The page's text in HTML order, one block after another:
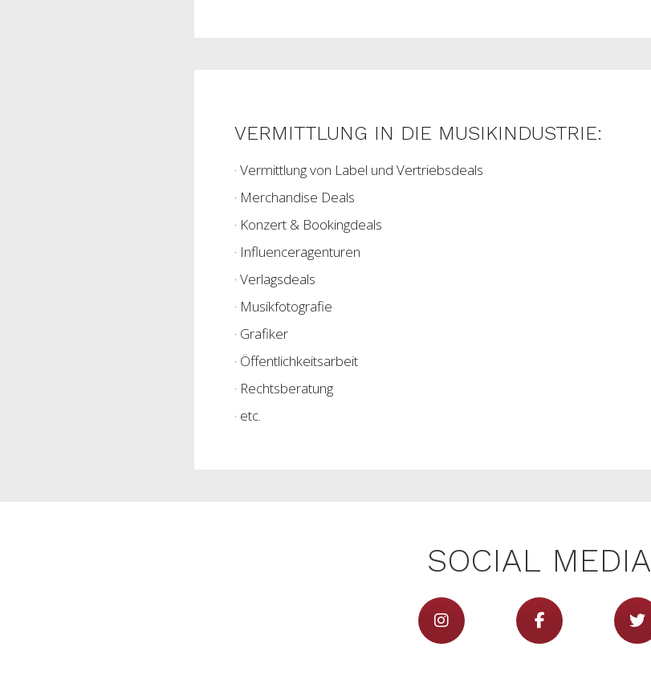
VERMITTLUNG IN DIE MUSIKINDUSTRIE:
· Vermittlung von Label und Vertriebsdeals
· Merchandise Deals
· Konzert & Bookingdeals
· Influenceragenturen
· Verlagsdeals
· Musikfotografie
· Grafiker
· Öffentlichkeitsarbeit
· Rechtsberatung
· etc.
SOCIAL MEDIA